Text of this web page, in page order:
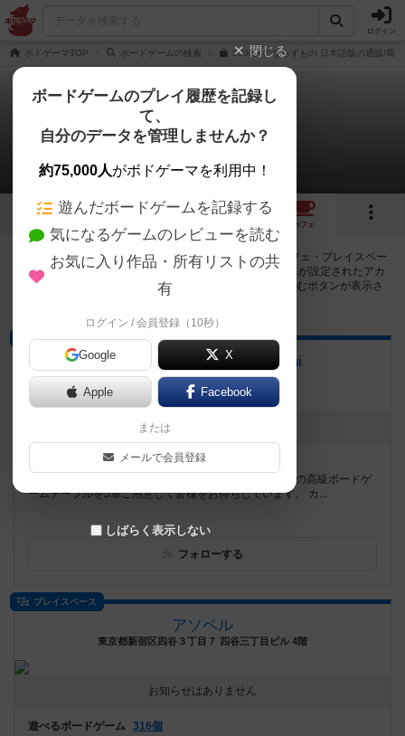
ログイン
ボドゲーマTOP ボードゲームの検索 3000人のならずもの 日本語版の通販/商
3000人のならずもの
15店のカフェ/スペースが提供中
3 1
カフェ
3000人のならずもので遊ぶことができるボードゲームカフェ・プレイスペー
スが15店登録されています。公開プロフィールの都道府県が設定されたアカ
ウントでログインすると、同じ都道府県内の店舗に絞り込むボタンが表示さ
プレイスペース
Board Game Cafe & Bar Pani
秋田県秋田市大町３丁目２－２７
お知らせはありません
遊べるボードゲーム
595個
秋田市大町で令和7年7月から営業しています。 niccoloの高級ボードゲ
ームテーブルを5卓ご用意して皆様をお待ちしています。 カ...
フォローする
プレイスペース
アソベル
東京都新宿区四谷３丁目７ 四谷三丁目ビル 4階
お知らせはありません
遊べるボードゲーム 316個
閉じる
ボードゲームのプレイ履歴を記録し
て、
自分のデータを管理しませんか？
約75,000人がボドゲーマを利用中！
遊んだボードゲームを記録する
気になるゲームのレビューを読む
お気に入り作品・所有リストの共
有
ログイン / 会員登録（10秒）
Google X
Apple Facebook
または
メールで会員登録
しばらく表示しない